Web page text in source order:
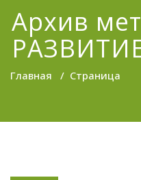
Архив
Главная / Страница